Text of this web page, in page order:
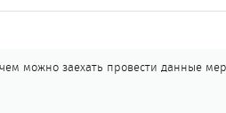
можно заехать провести данные